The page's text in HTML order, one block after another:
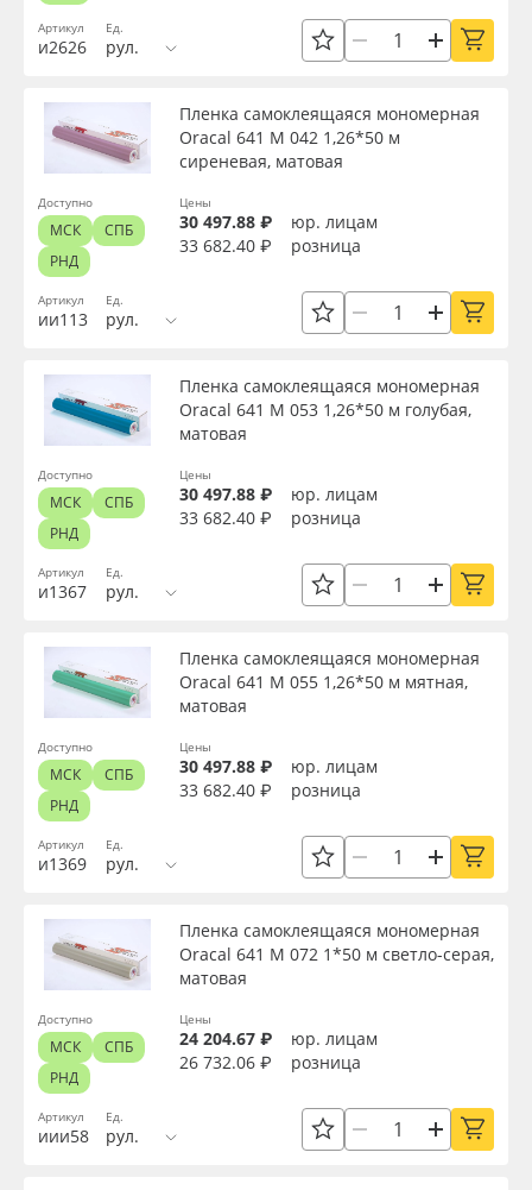
Артикул
и2626
Ед.
рул.
Артикул
ии113
Пленка самоклеящаяся мономерная
Oracal 641 M 042 1,26*50 м
сиреневая, матовая
Ед.
рул.
Цены
30 497.88 ₽
юр. лицам
33 682.40 ₽
розница
Доступно
МСК
СПБ
РНД
Артикул
и1367
Пленка самоклеящаяся мономерная
Oracal 641 M 053 1,26*50 м голубая,
матовая
Ед.
рул.
Цены
30 497.88 ₽
юр. лицам
33 682.40 ₽
розница
Доступно
МСК
СПБ
РНД
Артикул
и1369
Пленка самоклеящаяся мономерная
Oracal 641 M 055 1,26*50 м мятная,
матовая
Ед.
рул.
Цены
30 497.88 ₽
юр. лицам
33 682.40 ₽
розница
Доступно
МСК
СПБ
РНД
Артикул
иии58
Пленка самоклеящаяся мономерная
Oracal 641 M 072 1*50 м светло-серая,
матовая
Ед.
рул.
Цены
24 204.67 ₽
юр. лицам
26 732.06 ₽
розница
Доступно
МСК
СПБ
РНД